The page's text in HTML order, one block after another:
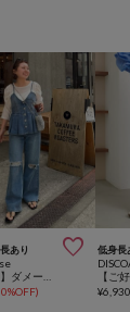
あり 
)
低身長
¥